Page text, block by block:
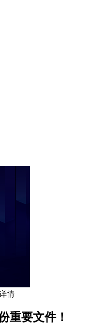
情
重要文件！